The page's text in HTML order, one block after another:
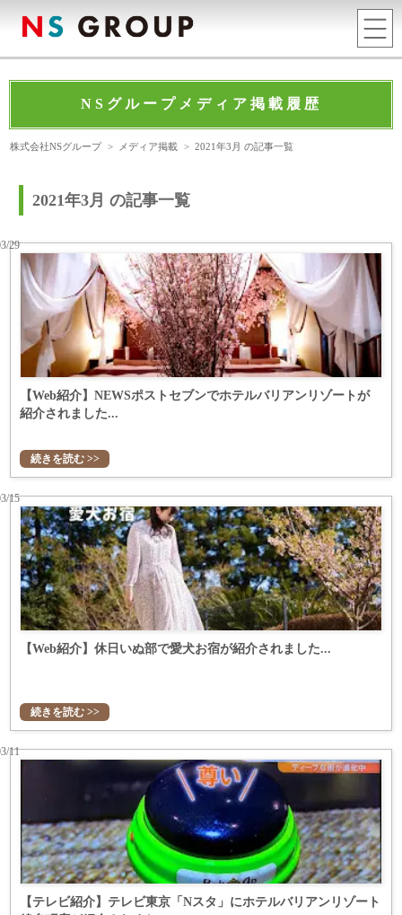
NSグループメディア掲載履歴
株式会社NSグループ > メディア掲載 >2021年3月 の記事一覧
2021年3月 の記事一覧
【Web紹介】NEWSポストセブンでホテルバリアンリゾートが
紹介されました...
29
続きを読む >>
【Web紹介】休日いぬ部で愛犬お宿が紹介されました...
15
続きを読む >>
【テレビ紹介】テレビ東京「Nスタ」にホテルバリアンリゾート
11